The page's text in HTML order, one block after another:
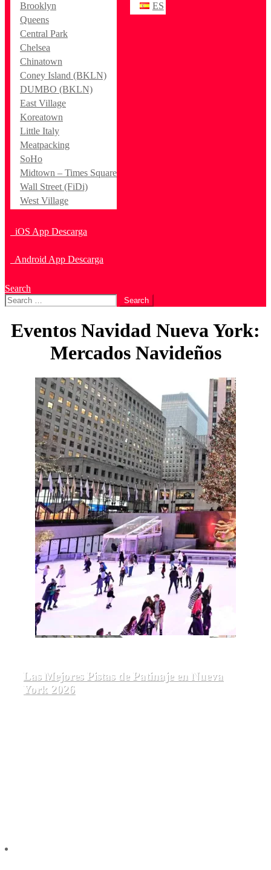
Brooklyn
Queens
Central Park
Chelsea
Chinatown
Coney Island (BKLN)
DUMBO (BKLN)
East Village
Koreatown
Little Italy
Meatpacking
SoHo
Midtown – Times Square
Wall Street (FiDi)
West Village
ES
iOS App Descarga
Android App Descarga
Search
Search
for:
Eventos Navidad Nueva York:
Mercados Navideños
Las Mejores Pistas de Patinaje en Nueva
York 2026